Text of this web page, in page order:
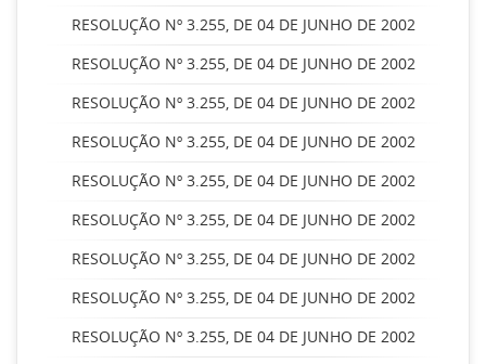
RESOLUÇÃO Nº 3.255, DE 04 DE JUNHO DE 2002
RESOLUÇÃO Nº 3.255, DE 04 DE JUNHO DE 2002
RESOLUÇÃO Nº 3.255, DE 04 DE JUNHO DE 2002
RESOLUÇÃO Nº 3.255, DE 04 DE JUNHO DE 2002
RESOLUÇÃO Nº 3.255, DE 04 DE JUNHO DE 2002
RESOLUÇÃO Nº 3.255, DE 04 DE JUNHO DE 2002
RESOLUÇÃO Nº 3.255, DE 04 DE JUNHO DE 2002
RESOLUÇÃO Nº 3.255, DE 04 DE JUNHO DE 2002
RESOLUÇÃO Nº 3.255, DE 04 DE JUNHO DE 2002